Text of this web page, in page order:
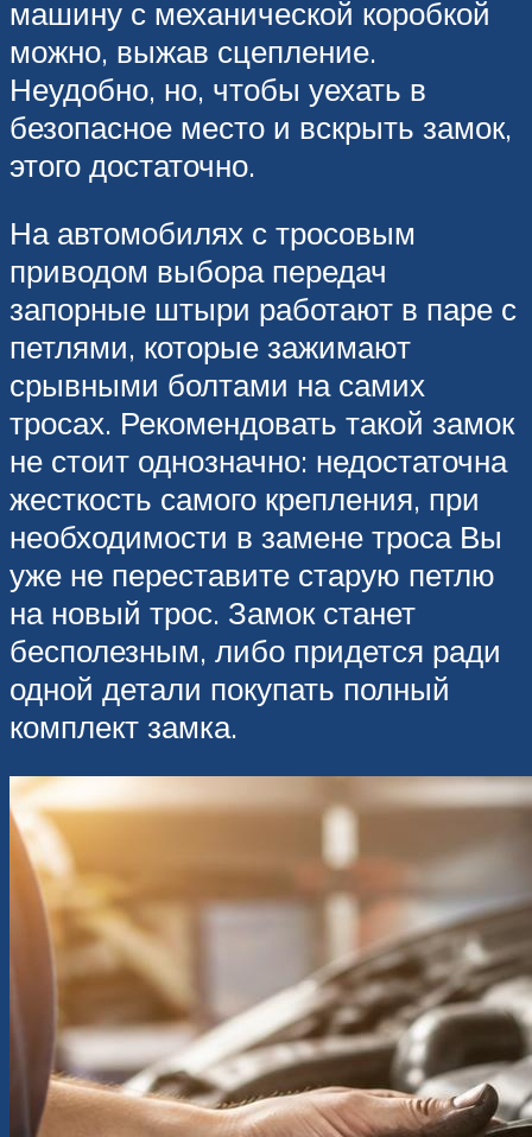
машину с механической коробкой
можно, выжав сцепление.
Неудобно, но, чтобы уехать в
безопасное место и вскрыть замок,
этого достаточно.
На автомобилях с тросовым
приводом выбора передач
запорные штыри работают в паре с
петлями, которые зажимают
срывными болтами на самих
тросах. Рекомендовать такой замок
не стоит однозначно: недостаточна
жесткость самого крепления, при
необходимости в замене троса Вы
уже не переставите старую петлю
на новый трос. Замок станет
бесполезным, либо придется ради
одной детали покупать полный
комплект замка.